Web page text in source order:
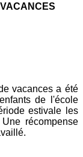
vacances a été
de l'école
estivale les
récompense